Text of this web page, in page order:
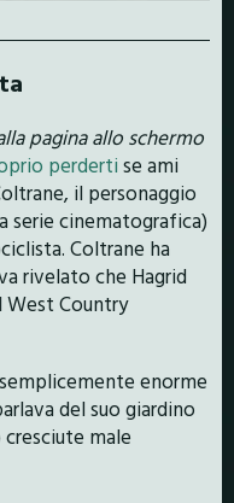
pagina allo schermo
perdertise ami
il personaggio
serie cinematografica)
Coltrane ha
rivelato che Hagrid
West Country
enorme
del suo giardino
male